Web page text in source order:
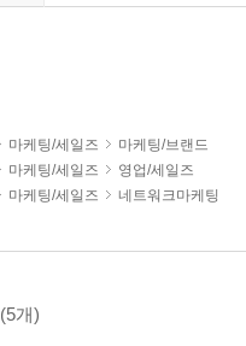
마케팅/세일즈
마케팅/브랜드
마케팅/세일즈
영업/세일즈
마케팅/세일즈 네트워크마케팅
(5개)